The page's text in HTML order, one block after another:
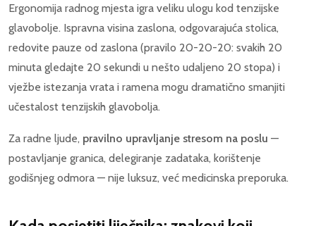
Ergonomija radnog mjesta igra veliku ulogu kod tenzijske
glavobolje. Ispravna visina zaslona, odgovarajuća stolica,
redovite pauze od zaslona (pravilo 20-20-20: svakih 20
minuta gledajte 20 sekundi u nešto udaljeno 20 stopa) i
vježbe istezanja vrata i ramena mogu dramatično smanjiti
učestalost tenzijskih glavobolja.
Za radne ljude, pravilno upravljanje stresom na poslu —
postavljanje granica, delegiranje zadataka, korištenje
godišnjeg odmora — nije luksuz, već medicinska preporuka.